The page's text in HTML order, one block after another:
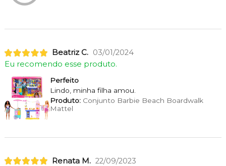
Beatriz C. 03/01/2024
Eu recomendo esse produto.
Perfeito
Lindo, minha filha amou.
Produto:Conjunto Barbie Beach Boardwalk
Mattel
Renata M. 22/09/2023